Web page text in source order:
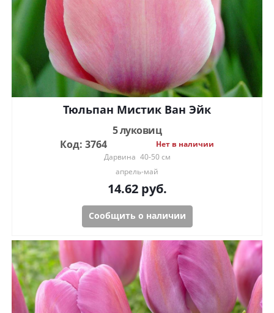
Тюльпан Мистик Ван Эйк
5 луковиц
Код: 3764
Нет в наличии
Дарвина 40-50 см
апрель-май
14.62руб.
Сообщить о наличии